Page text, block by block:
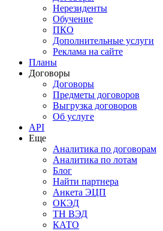
Нерезиденты
Обучение
ПКО
Дополнительные услуги
Реклама на сайте
Планы
Договоры
Договоры
Предметы договоров
Выгрузка договоров
Об услуге
API
Еще
Аналитика по договорам
Аналитика по лотам
Блог
Найти партнера
Анкета ЭЦП
ОКЭД
ТН ВЭД
КАТО